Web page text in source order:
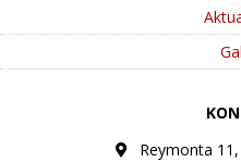
Reymonta 11,